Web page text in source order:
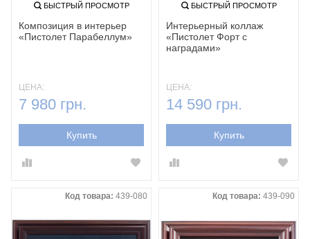
БЫСТРЫЙ ПРОСМОТР
Композиция в интерьер
«Пистолет Парабеллум»
ЦЕНА:
7 980 грн.
Купить
БЫСТРЫЙ ПРОСМОТР
Интерьерный коллаж
«Пистолет Форт с
наградами»
ЦЕНА:
14 590 грн.
Купить
Код товара: 439-080 Код товара: 439-090